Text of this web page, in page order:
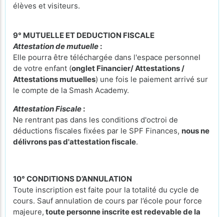
élèves et visiteurs.
9° MUTUELLE ET DEDUCTION FISCALE
Attestation de mutuelle :
Elle pourra être téléchargée dans l'espace personnel
de votre enfant (onglet Financier/ Attestations /
Attestations mutuelles) une fois le paiement arrivé sur
le compte de la Smash Academy.
Attestation Fiscale :
Ne rentrant pas dans les conditions d'octroi de
déductions fiscales fixées par le SPF Finances, nous ne
délivrons pas d'attestation fiscale.
10° CONDITIONS D’ANNULATION
Toute inscription est faite pour la totalité du cycle de
cours. Sauf annulation de cours par l’école pour force
majeure, toute personne inscrite est redevable de la